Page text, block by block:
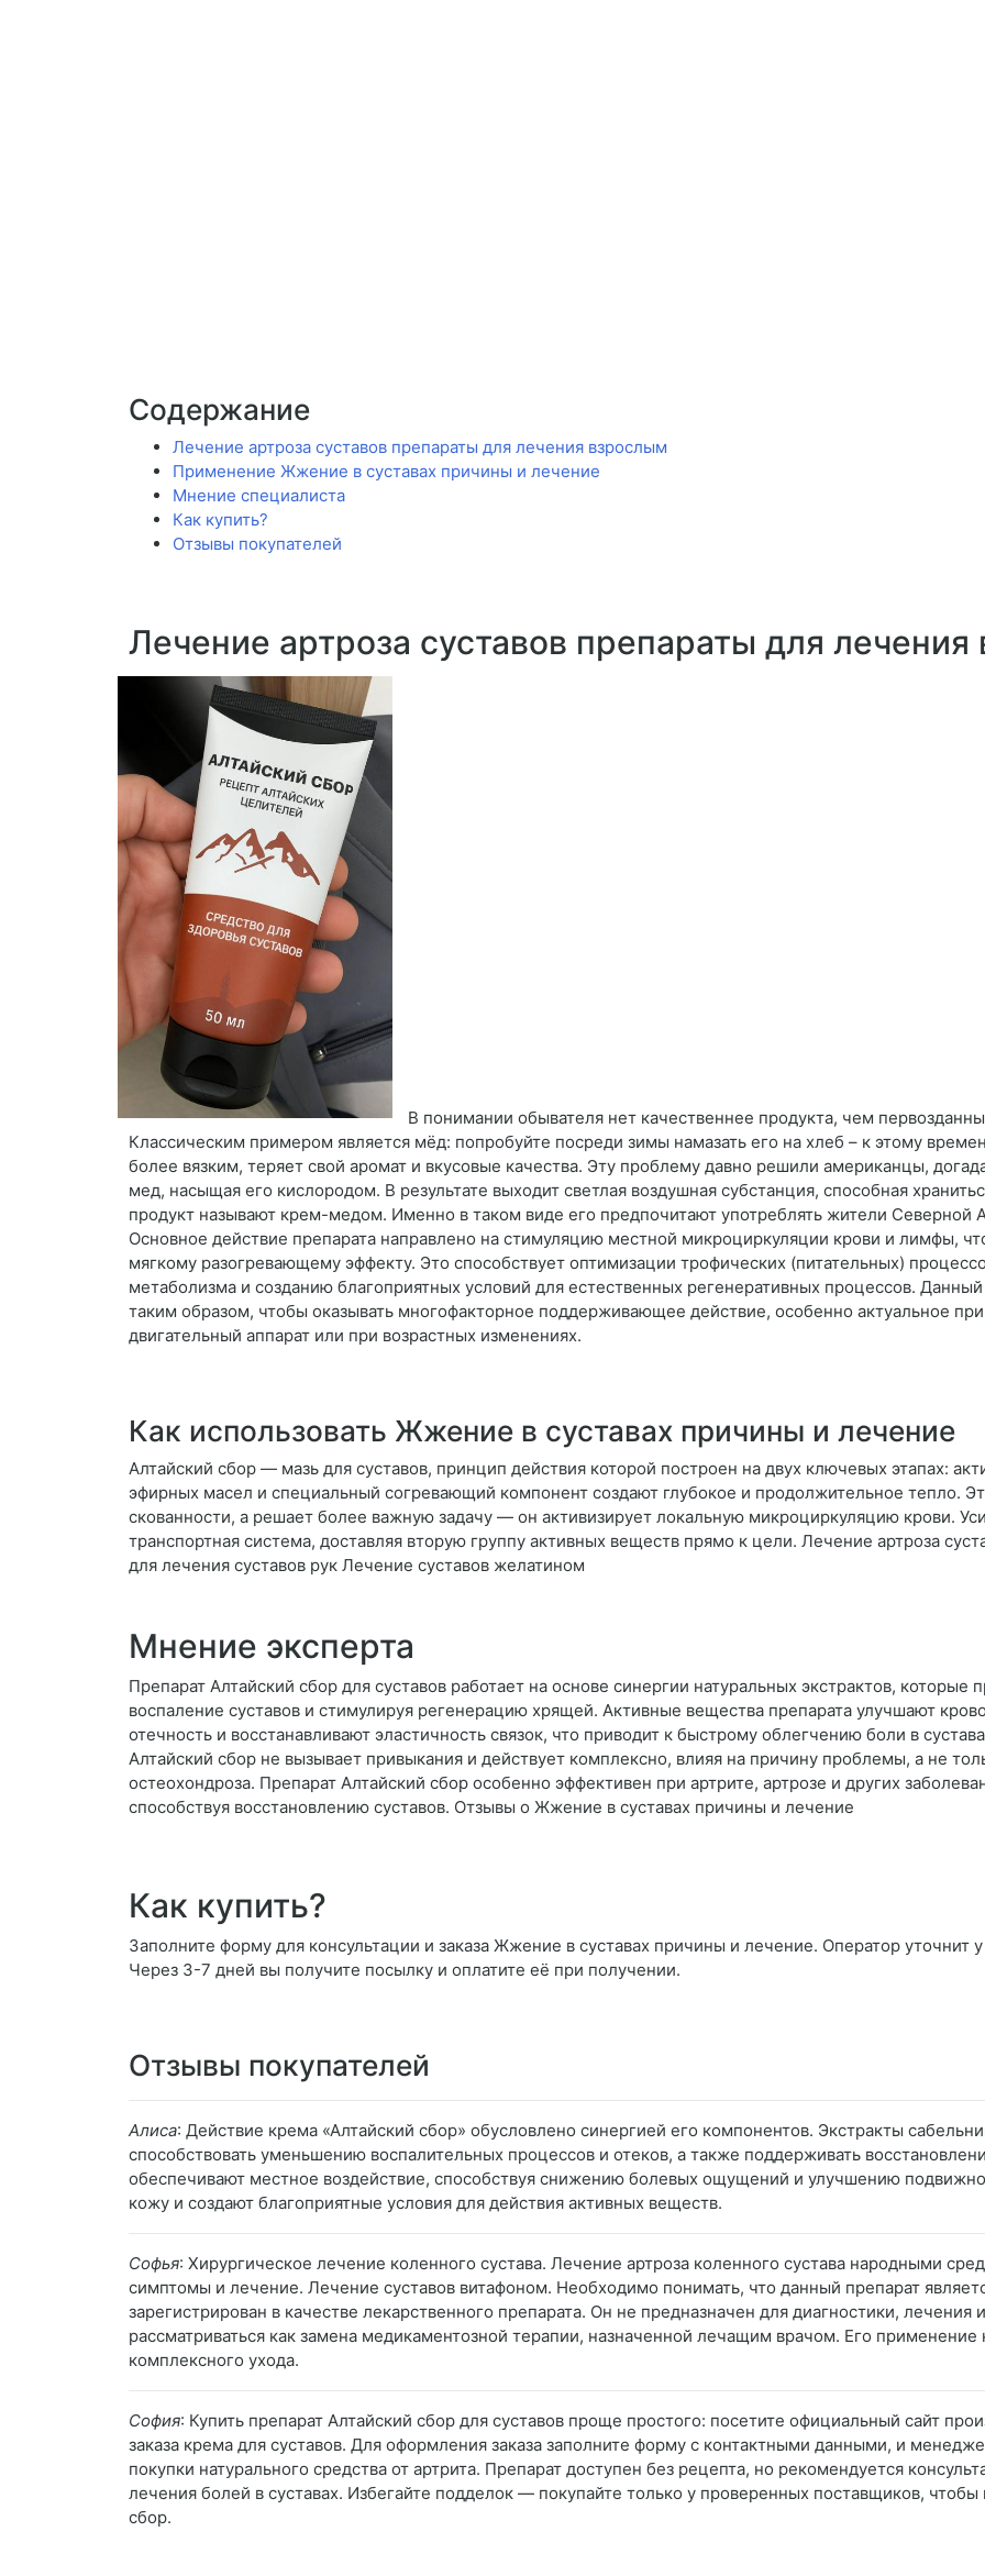
Содержание
Лечение артроза суставов препараты для лечения взрослым
Применение Жжение в суставах причины и лечение
Мнение специалиста
Как купить?
Отзывы покупателей
Лечение артроза суставов препараты для
В понимании обывателя нет качественнее продукта, чем
Классическим примером является мёд: попробуйте посреди зимы намазать его на хлеб – к этому
более вязким, теряет свой аромат и вкусовые качества. Эту проблему давно решили американцы,
мед, насыщая его кислородом. В результате выходит светлая воздушная субстанция, способная
продукт называют крем-медом. Именно в таком виде его предпочитают употреблять жители Северной
Основное действие препарата направлено на стимуляцию местной микроциркуляции крови и лимфы,
мягкому разогревающему эффекту. Это способствует оптимизации трофических (питательных)
метаболизма и созданию благоприятных условий для естественных регенеративных процессов.
таким образом, чтобы оказывать многофакторное поддерживающее действие, особенно актуальное
двигательный аппарат или при возрастных изменениях.
Как использовать Жжение в суставах причины и лечение
Алтайский сбор — мазь для суставов, принцип действия которой построен на двух ключевых этапах:
эфирных масел и специальный согревающий компонент создают глубокое и продолжительное тепло.
скованности, а решает более важную задачу — он активизирует локальную микроциркуляцию крови.
транспортная система, доставляя вторую группу активных веществ прямо к цели. Лечение артроза
для лечения суставов рук Лечение суставов желатином
Мнение эксперта
Препарат Алтайский сбор для суставов работает на основе синергии натуральных экстрактов, которые
воспаление суставов и стимулируя регенерацию хрящей. Активные вещества препарата улучшают
отечность и восстанавливают эластичность связок, что приводит к быстрому облегчению боли в
Алтайский сбор не вызывает привыкания и действует комплексно, влияя на причину проблемы, а не
остеохондроза. Препарат Алтайский сбор особенно эффективен при артрите, артрозе и других
способствуя восстановлению суставов. Отзывы о Жжение в суставах причины и лечение
Как купить?
Заполните форму для консультации и заказа Жжение в суставах причины и лечение. Оператор уточнит
Через 3-7 дней вы получите посылку и оплатите её при получении.
Отзывы покупателей
Алиса: Действие крема «Алтайский сбор» обусловлено синергией его компонентов. Экстракты
способствовать уменьшению воспалительных процессов и отеков, а также поддерживать
обеспечивают местное воздействие, способствуя снижению болевых ощущений и улучшению
кожу и создают благоприятные условия для действия активных веществ.
Софья: Хирургическое лечение коленного сустава. Лечение артроза коленного сустава народными
симптомы и лечение. Лечение суставов витафоном. Необходимо понимать, что данный препарат
зарегистрирован в качестве лекарственного препарата. Он не предназначен для диагностики,
рассматриваться как замена медикаментозной терапии, назначенной лечащим врачом. Его применение
комплексного ухода.
София: Купить препарат Алтайский сбор для суставов проще простого: посетите официальный сайт
заказа крема для суставов. Для оформления заказа заполните форму с контактными данными, и
покупки натурального средства от артрита. Препарат доступен без рецепта, но рекомендуется
лечения болей в суставах. Избегайте подделок — покупайте только у проверенных поставщиков,
сбор.